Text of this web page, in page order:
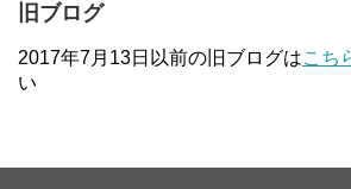
旧ブログ
2017年7月13日以前の旧ブログはこち
い